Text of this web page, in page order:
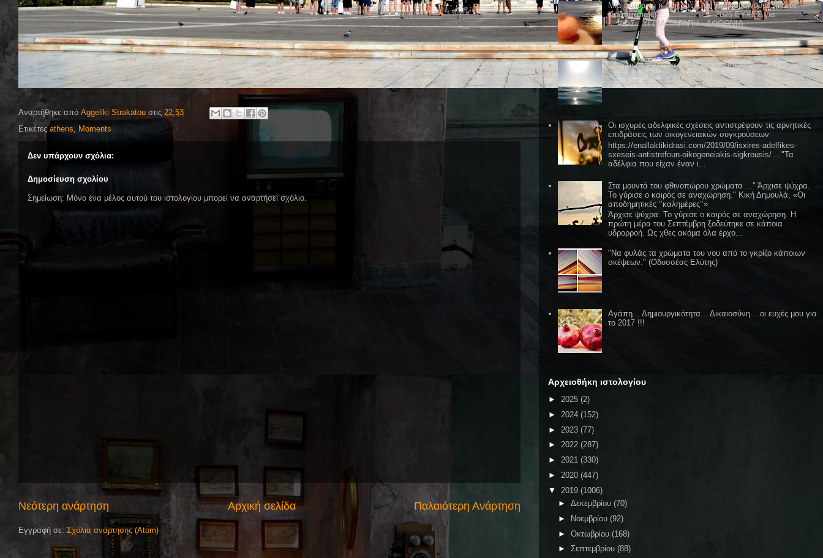
Αναρτήθηκε από Aggeliki Strakatou στις 22:53
Ετικέτεςathens, Moments
Δεν υπάρχουν σχόλια:
Δημοσίευση σχολίου
Σημείωση: Μόνο ένα μέλος αυτού του ιστολογίου μπορεί να αναρτήσει σχόλιο.
Νεότερη ανάρτηση Παλαιότερη Ανάρτηση
Αρχική σελίδα
Εγγραφή σε: Σχόλια ανάρτησης (Atom)
Μια αστραπή η ζωή μας... μα προλαβαίνουμε. (Νίκος
Καζαντζάκης)....................... 2025 ΕΥΧΕΣ για
....ΦΩΣ...ΥΓΕΙΑ...ΑΓΑΠΗ...ΑΦΘΟΝΙΑ...
" Τι γνώμη έχω για το Δυτικό πολιτισμό; Νομίζω πως θα
ήταν καλή ιδέα. " Μαχάτμα Γκάντι
Οι ισχυρές αδελφικές σχέσεις αντιστρέφουν τις αρνητικές
επιδράσεις των οικογενειακών συγκρούσεων
https://enallaktikidrasi.com/2019/09/isxires-adelfikes-
sxeseis-antistrefoun-oikogeneiakis-sigkrousis/ ..."Τα
αδέλφια που είχαν έναν ι...
Στα μουντά του φθινοπώρου χρώματα ..." Άρχισε ψύχρα.
Το γύρισε ο καιρός σε αναχώρηση." Κική Δημουλά, «Οι
αποδημητικές ‘’καλημέρες’’»
Άρχισε ψύχρα. Το γύρισε ο καιρός σε αναχώρηση. Η
πρώτη μέρα του Σεπτέμβρη ξοδεύτηκε σε κάποια
υδρορροή. Ως χθες ακόμα όλα έρχο...
"Να φυλάς τα χρώματα του νου από το γκρίζο κάποιων
σκέψεων." (Οδυσσέας Ελύτης)
Αγάπη... Δημιουργικότητα... Δικαιοσύνη... οι ευχές μου για
το 2017 !!!
Αρχειοθήκη ιστολογίου
► 2025 (2)
► 2024 (152)
► 2023 (77)
► 2022 (287)
► 2021 (330)
► 2020 (447)
▼ 2019 (1006)
► Δεκεμβρίου (70)
►
Νοεμβρίου (92)
► Οκτωβρίου (168)
► Σεπτεμβρίου (88)